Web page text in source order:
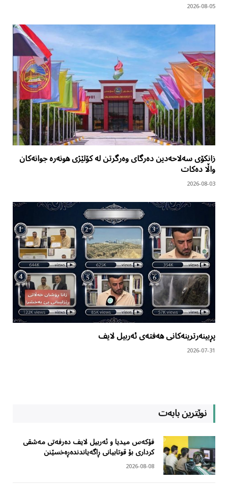
2026-08-05
زانکۆی سەلاحەدین دەرگای وەرگرتن لە کۆلێژی هونەرە جوانەکان
واڵا دەکات
2026-08-03
پڕبینەرترینەکانی هەفتەی ئەربیل لایف
2026-07-31
نوێترین بابەت
فۆکەس میدیا و ئەربیل لایف دەرفەتی مەشقی
کرداری بۆ قوتابیانی ڕاگەیاندندەڕەخسێنن
2026-08-08